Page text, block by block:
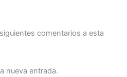
comentarios a esta
nueva entrada.